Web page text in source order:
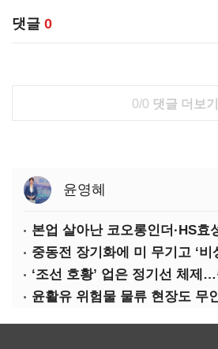
댓글 0
0/0 댓글 더보기
윤영혜
중동전 장기화에 미 무기고 ‘